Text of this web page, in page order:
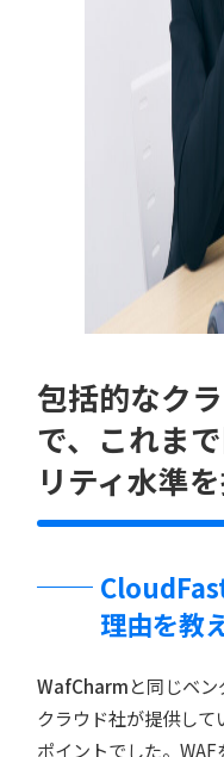
包括的なク
で、これま
リティ水準
理由を教
WafCharmと同じベ
クラウド社が提供し
ポイントでした。